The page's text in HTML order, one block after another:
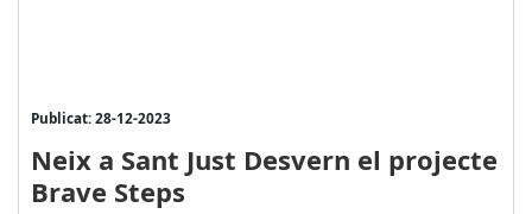
Publicat: 28-12-2023
Neix a Sant Just Desvern el projecte
Brave Steps